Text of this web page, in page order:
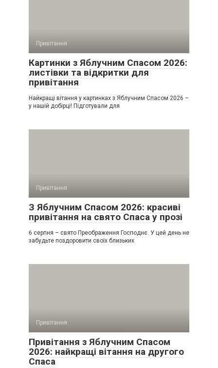
Привітання
Картинки з Яблучним Спасом 2026:
листівки та відкритки для
привітання
Найкращі вітання у картинках з Яблучним Спасом 2026 –
у нашій добірці! Підготували для
Привітання
З Яблучним Спасом 2026: красиві
привітання на свято Спаса у прозі
6 серпня – свято Преображення Господнє. У цей день не
забудьте поздоровити своїх близьких
Привітання
Привітання з Яблучним Спасом
2026: найкращі вітання на другого
Спаса